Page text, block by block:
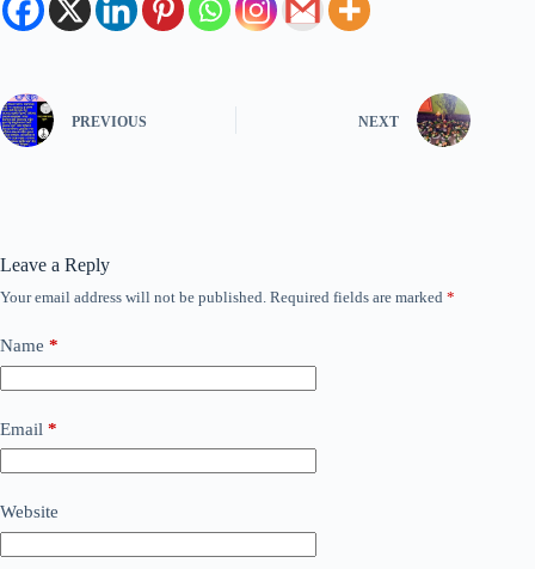
PREVIOUS NEXT
Leave a Reply
Your email address will not be published. Required fields are marked *
Name *
Email *
Website